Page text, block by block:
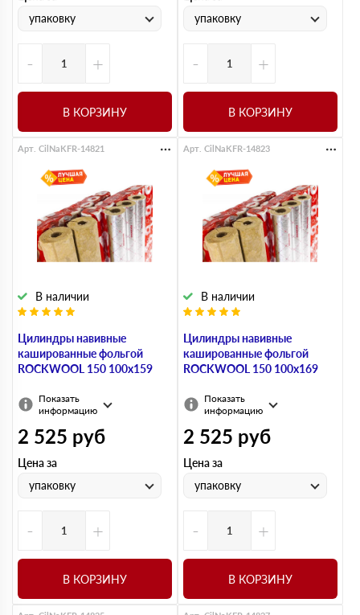
упаковку
- +
В КОРЗИНУ
упаковку
- +
В КОРЗИНУ
Цилиндры навивные
кашированные фольгой
ROCKWOOL 150 100х159
В наличии
Арт. CilNaKFR-14821
Показать
информацию
2 525 руб
Цена за
упаковку
- +
В КОРЗИНУ
Цилиндры навивные
кашированные фольгой
ROCKWOOL 150 100х169
В наличии
Арт. CilNaKFR-14823
Показать
информацию
2 525 руб
Цена за
упаковку
- +
В КОРЗИНУ